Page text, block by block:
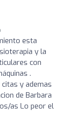
esta
y la
con
.
y ademas
de Barbara
as Lo peor el